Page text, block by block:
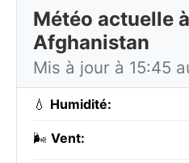
Météo actuelle
Afghanistan
Mis à jour à 15:45
💧 Humidité:
🌬️ Vent: